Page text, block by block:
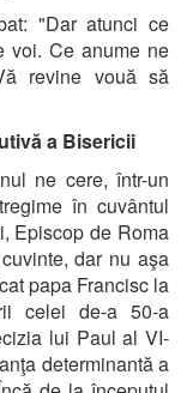
"Dar atunci ce
voi. Ce anume ne
revine vouă să
a Bisericii
ne cere, într-un
în cuvântul
Episcop de Roma
dar nu aşa
papa Francisc la
celei de-a 50-a
lui Paul al VI-
determinantă a